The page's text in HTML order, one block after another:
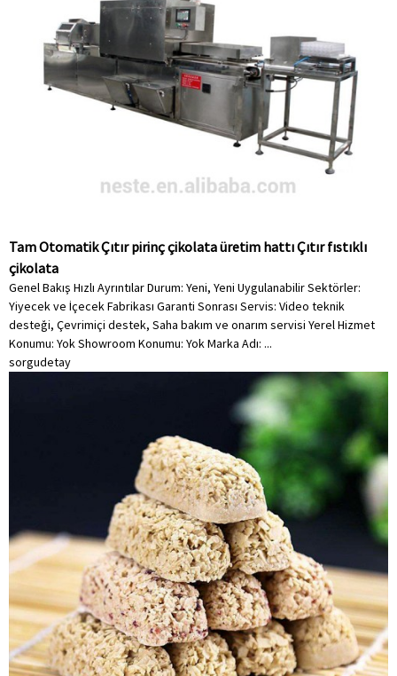
Tam Otomatik Çıtır pirinç çikolata üretim hattı Çıtır fıstıklı
çikolata
Genel Bakış Hızlı Ayrıntılar Durum: Yeni, Yeni Uygulanabilir Sektörler:
Yiyecek ve İçecek Fabrikası Garanti Sonrası Servis: Video teknik
desteği, Çevrimiçi destek, Saha bakım ve onarım servisi Yerel Hizmet
Konumu: Yok Showroom Konumu: Yok Marka Adı: ...
sorgudetay